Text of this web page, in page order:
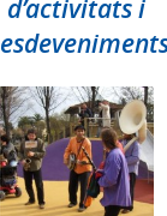
d’activitats i